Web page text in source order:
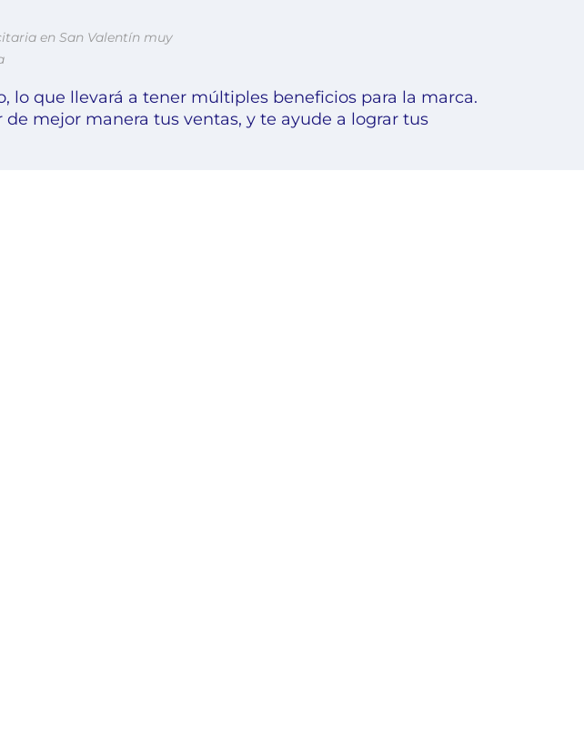
en San Valentín muy
que llevará a tener múltiples beneficios para la marca.
mejor manera tus ventas, y te ayude a lograr tus